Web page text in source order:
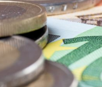
ROMANIAN
EDGE WILL COME FROM
IS OUR LOVE LANGUAGE
Enduro Piatra Craiului 2026,